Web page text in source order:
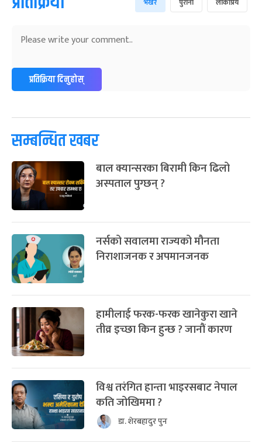
भर्खरै पुराना लोकप्रिय
प्रतिक्रिया दिनुहोस्
सम्बन्धित खबर
बाल क्यान्सरका बिरामी किन ढिलो
अस्पताल पुग्छन् ?
नर्सको सवालमा राज्यको मौनता
निराशाजनक र अपमानजनक
हामीलाई फरक-फरक खानेकुरा खाने
तीव्र इच्छा किन हुन्छ ? जानौं कारण
विश्व तरंगित हान्ता भाइरसबाट नेपाल
कति जोखिममा ?
डा. शेरबहादुर पुन